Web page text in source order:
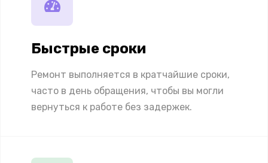
Быстрые сроки
Ремонт выполняется в кратчайшие сроки,
часто в день обращения, чтобы вы могли
вернуться к работе без задержек.